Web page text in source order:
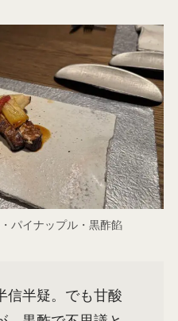
パイナップル・黒酢餡
信半疑。でも甘酸